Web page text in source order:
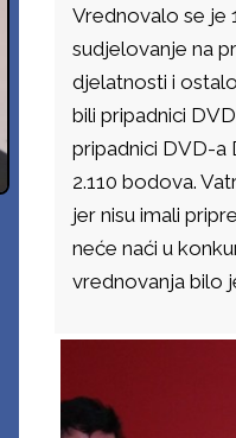
Vrednovalo se je
sudjelovanje na
djelatnosti i
bili pripadnici
pripadnici DVD-
2.110 bodova.
jer nisu imali
neće naći u
vrednovanja bilo